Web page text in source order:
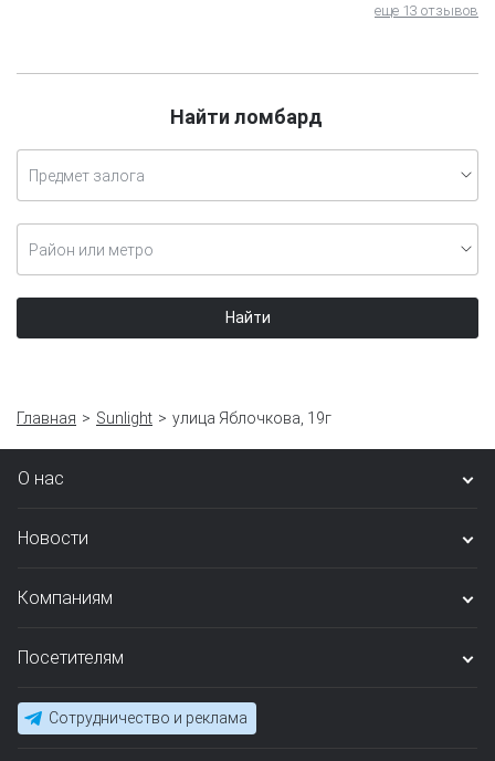
еще 13 отзывов
Найти ломбард
Предмет залога
Район или метро
Найти
Главная Sunlight улица Яблочкова, 19г
О нас
Новости
Компаниям
Посетителям
Сотрудничество и реклама